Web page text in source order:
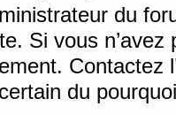
du
Si vous
Contactez
du